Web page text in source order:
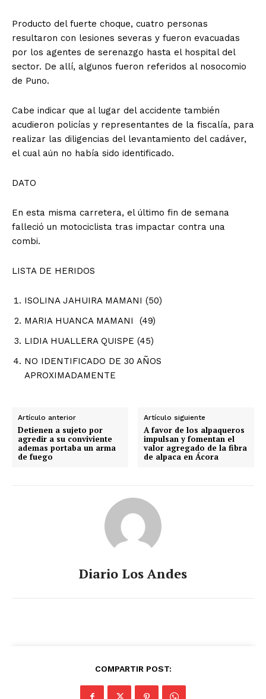
Producto del fuerte choque, cuatro personas
resultaron con lesiones severas y fueron evacuadas
por los agentes de serenazgo hasta el hospital del
sector. De allí, algunos fueron referidos al nosocomio
de Puno.
Cabe indicar que al lugar del accidente también
acudieron policías y representantes de la fiscalía, para
realizar las diligencias del levantamiento del cadáver,
el cual aún no había sido identificado.
DATO
En esta misma carretera, el último fin de semana
falleció un motociclista tras impactar contra una
combi.
LISTA DE HERIDOS
ISOLINA JAHUIRA MAMANI (50)
MARIA HUANCA MAMANI (49)
LIDIA HUALLERA QUISPE (45)
NO IDENTIFICADO DE 30 AÑOS
APROXIMADAMENTE
Artículo anterior
Detienen a sujeto por
agredir a su conviviente
ademas portaba un arma
de fuego
Artículo siguiente
A favor de los alpaqueros
impulsan y fomentan el
valor agregado de la fibra
de alpaca en Ácora
Diario Los Andes
COMPARTIR POST: